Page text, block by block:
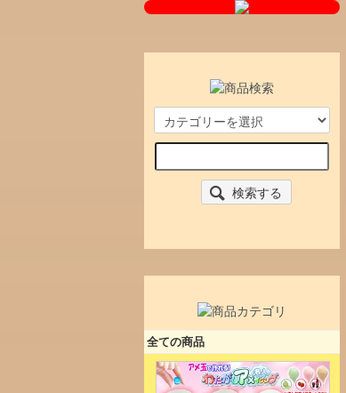
検索する
全ての商品